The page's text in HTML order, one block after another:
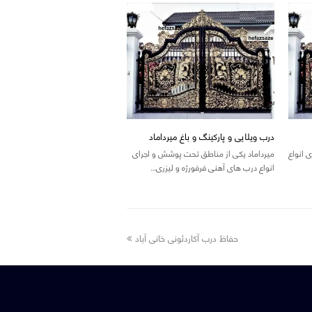
درب ویلایی و پارکینگ و باغ میرداماد
میرداماد یکی از مناطق تحت پوشش و اجرای
انواع درب های آهنی فرفورژه و لیزری…
next
حفاظ درب آکاردئونی خانی آباد